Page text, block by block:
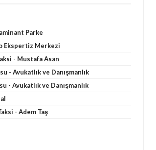
Parke
Ekspertiz Merkezi
- Mustafa Asan
- Avukatlık ve Danışmanlık
- Avukatlık ve Danışmanlık
- Adem Taş